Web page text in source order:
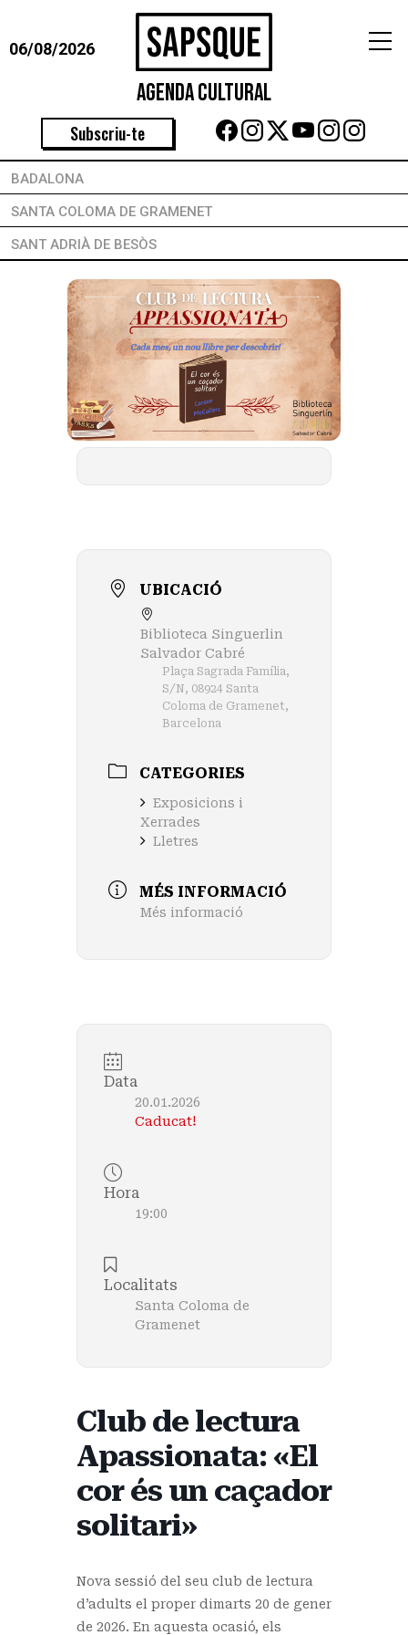
06/08/2026
Agenda Cultural
Subscriu-te
BADALONA
SANTA COLOMA DE GRAMENET
SANT ADRIÀ DE BESÒS
UBICACIÓ
Biblioteca Singuerlin
Salvador Cabré
Plaça Sagrada Família,
S/N, 08924 Santa
Coloma de Gramenet,
Barcelona
CATEGORIES
Exposicions i
Xerrades
Lletres
MÉS INFORMACIÓ
Més informació
Data
20.01.2026
Caducat!
Hora
19:00
Localitats
Santa Coloma de
Gramenet
Club de lectura
Apassionata: «El
cor és un caçador
solitari»
Nova sessió del seu club de lectura
d’adults el proper dimarts 20 de gener
de 2026. En aquesta ocasió, els